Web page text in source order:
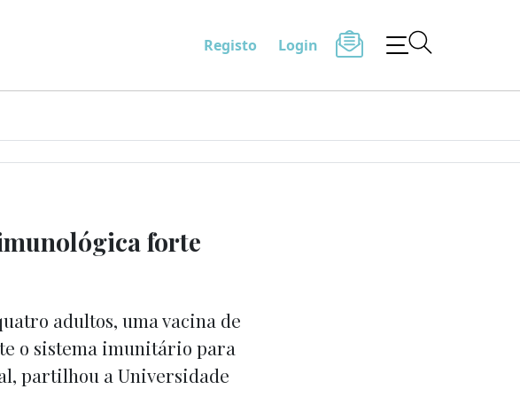
Registo Login
forte
adultos, uma vacina de
o sistema imunitário para
partilhou a Universidade